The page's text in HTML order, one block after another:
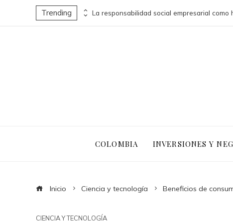
Trending La conexión entre Ned Leeds y la expansión del MCU en Spider-Man: Brand New Day
COLOMBIA INVERSIONES Y
Inicio Ciencia y tecnología Beneficios de
CIENCIA Y TECNOLOGÍA